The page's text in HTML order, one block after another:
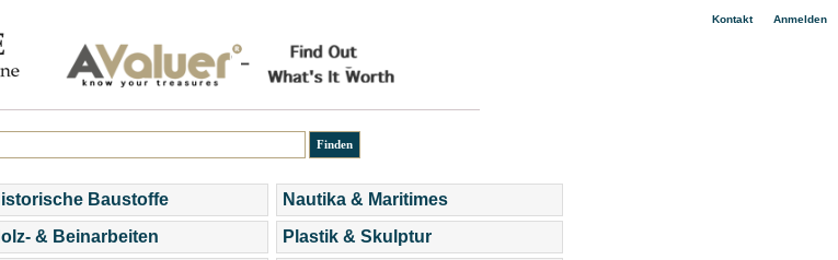
Kontakt| Anmelden
Baustoffe
& Beinarbeiten
Nautika & Maritimes
Plastik & Skulptur